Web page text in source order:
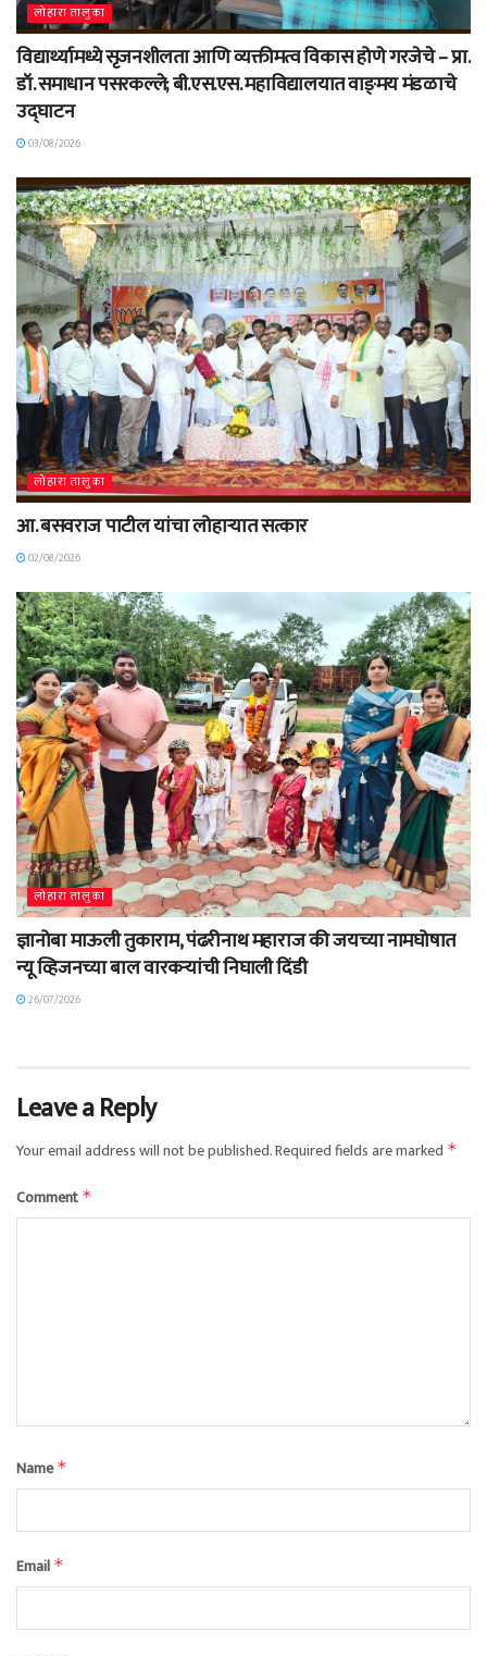
लोहारा तालुका
विद्यार्थ्यामध्ये सृजनशीलता आणि व्यक्तीमत्व विकास होणे गरजेचे – प्रा.
डॉ. समाधान पसरकल्ले; बी.एस.एस. महाविद्यालयात वाङ्‌मय मंडळाचे
उद्घाटन
03/08/2026
लोहारा तालुका
आ. बसवराज पाटील यांचा लोहाऱ्यात सत्कार
02/08/2026
लोहारा तालुका
ज्ञानोबा माऊली तुकाराम, पंढरीनाथ महाराज की जयच्या नामघोषात
न्यू व्हिजनच्या बाल वारकऱ्यांची निघाली दिंडी
26/07/2026
Leave a Reply
Your email address will not be published.Required fields are marked *
Comment *
Name*
Email *